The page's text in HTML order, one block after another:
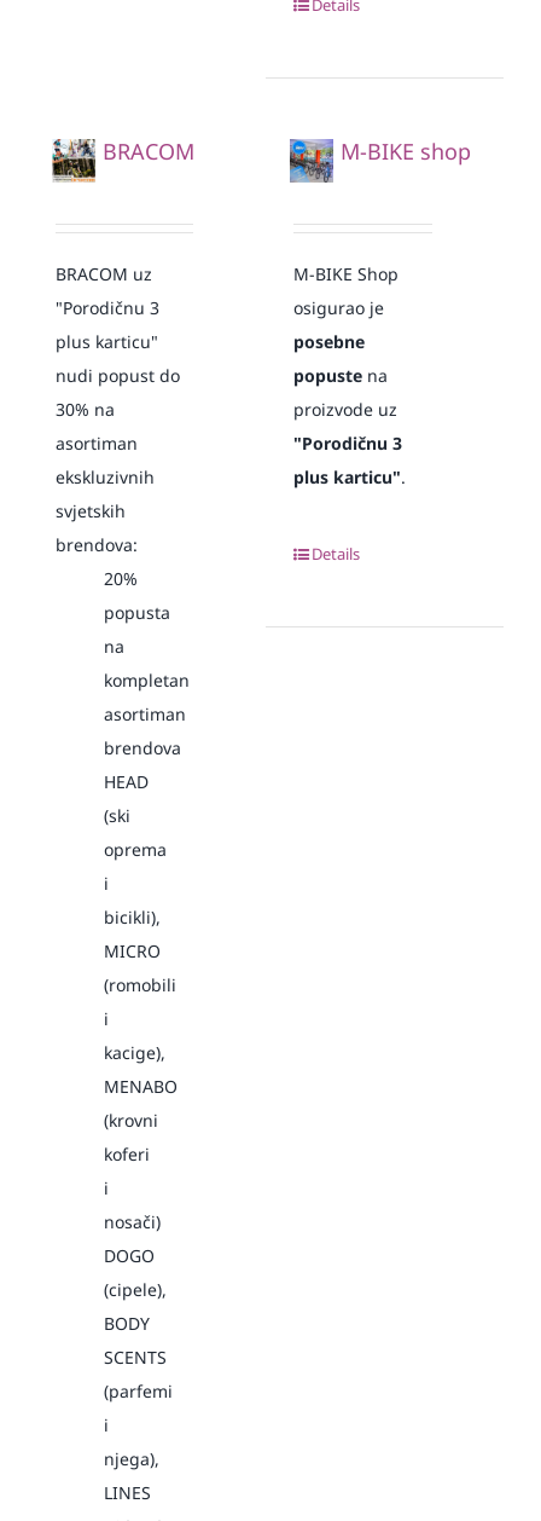
BRACOM
BRACOM uz
"Porodičnu 3
plus karticu"
nudi popust do
30% na
asortiman
ekskluzivnih
svjetskih
brendova:
20%
popusta
na
kompletan
asortiman
brendova
HEAD
(ski
oprema
i
bicikli),
MICRO
(romobili
i
kacige),
MENABO
(krovni
koferi
i
nosači)
DOGO
(cipele),
BODY
SCENTS
(parfemi
i
njega),
LINES
M-BIKE shop
M-BIKE Shop
osigurao je
posebne
popuste na
proizvode uz
"Porodičnu 3
plus karticu".
Details